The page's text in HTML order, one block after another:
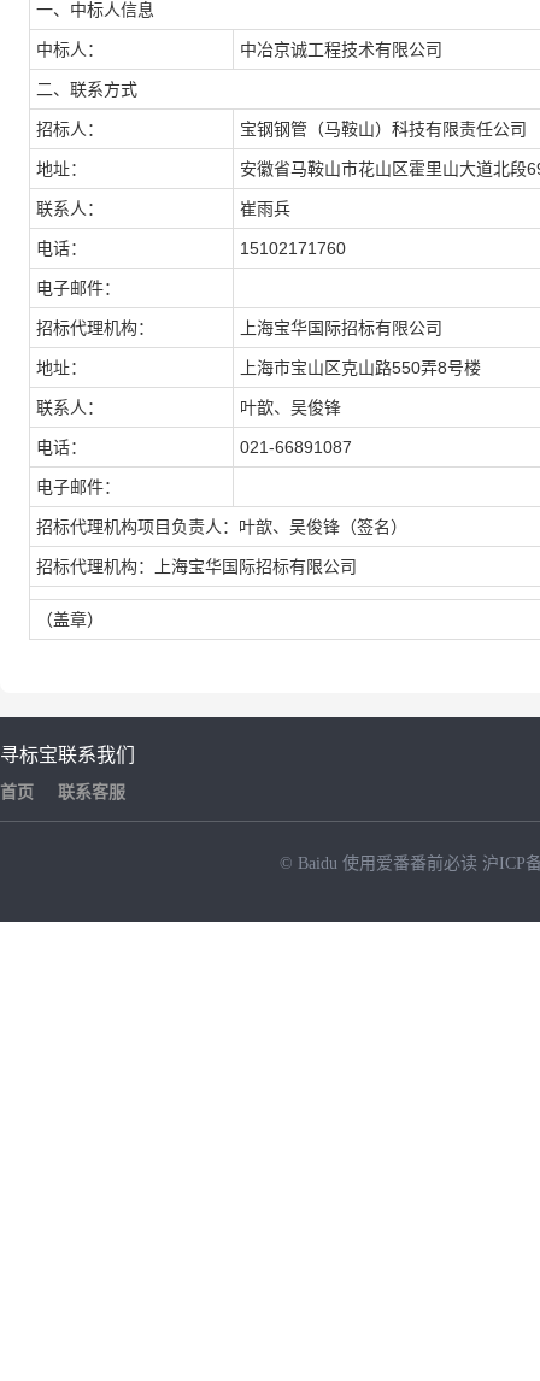
一、中标人信息
中标人： 中冶京诚工程技术有限公司
二、联系方式
招标人： 宝钢钢管（马鞍山）科技有限责任公司
地址： 安徽省马鞍山市花山区霍里山大道北段
联系人： 崔雨兵
电话： 15102171760
电子邮件：
招标代理机构： 上海宝华国际招标有限公司
地址： 上海市宝山区克山路550弄8号楼
联系人： 叶歆、吴俊锋
电话： 021-66891087
电子邮件：
招标代理机构项目负责人：叶歆、吴俊锋 （签名）
招标代理机构：上海宝华国际招标有限公司
（盖章）
寻标宝
首页
联系我们
联系客服
© Baidu 使用爱番番前必读 沪ICP